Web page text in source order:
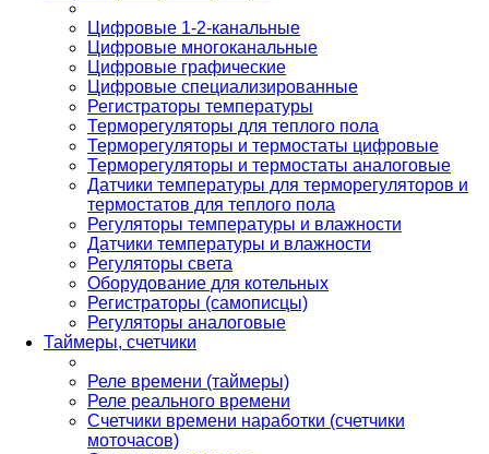
Цифровые 1-2-канальные
Цифровые многоканальные
Цифровые графические
Цифровые специализированные
Регистраторы температуры
Терморегуляторы для теплого пола
Терморегуляторы и термостаты цифровые
Терморегуляторы и термостаты аналоговые
Датчики температуры для терморегуляторов и
термостатов для теплого пола
Регуляторы температуры и влажности
Датчики температуры и влажности
Регуляторы света
Оборудование для котельных
Регистраторы (самописцы)
Регуляторы аналоговые
Таймеры, счетчики
Реле времени (таймеры)
Реле реального времени
Счетчики времени наработки (счетчики
моточасов)